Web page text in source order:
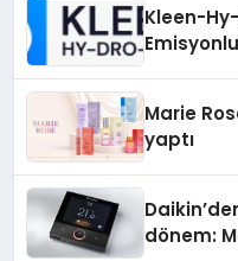
Kleen-
Marie
yaptı
dönem: